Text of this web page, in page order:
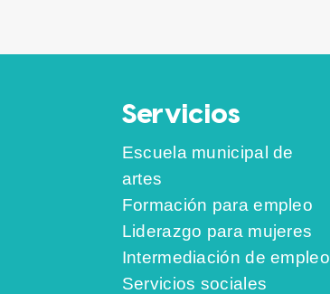
Servicios
Escuela municipal de
artes
Formación para empleo
Liderazgo para mujeres
Intermediación de empleo
Servicios sociales